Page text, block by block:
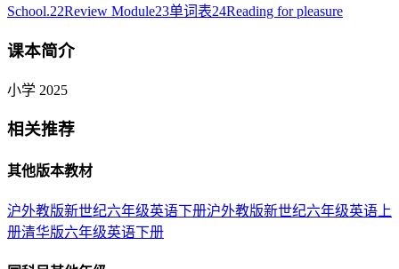
School.22Review Module23单词表24Reading for pleasure
课本简介
小学 2025
相关推荐
其他版本教材
沪外教版新世纪六年级英语下册沪外教版新世纪六年级英语上
册清华版六年级英语下册